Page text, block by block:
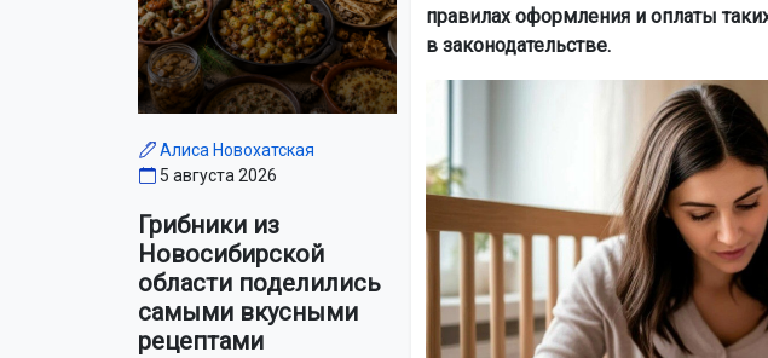
Алиса Новохатская
5 августа 2026
Грибники из
Новосибирской
области поделились
самыми вкусными
рецептами
правилах оформления и оплаты
в законодательстве.